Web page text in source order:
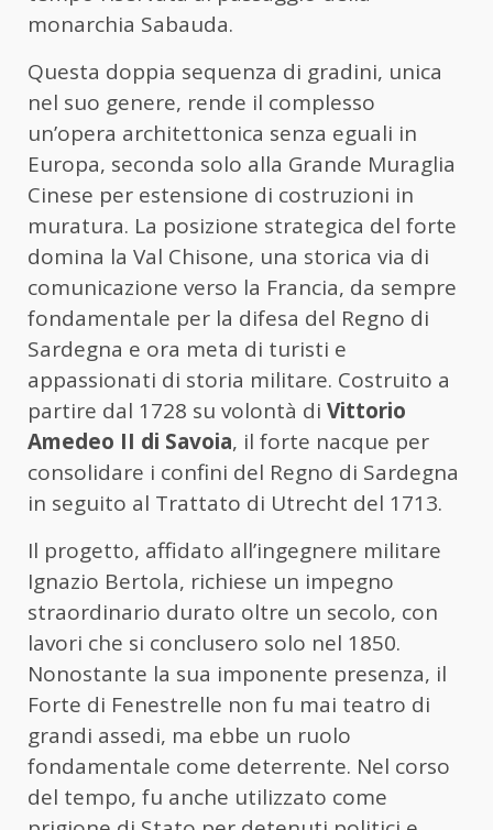
monarchia Sabauda.
Questa doppia sequenza di gradini, unica
nel suo genere, rende il complesso
un’opera architettonica senza eguali in
Europa, seconda solo alla Grande Muraglia
Cinese per estensione di costruzioni in
muratura. La posizione strategica del forte
domina la Val Chisone, una storica via di
comunicazione verso la Francia, da sempre
fondamentale per la difesa del Regno di
Sardegna e ora meta di turisti e
appassionati di storia militare. Costruito a
partire dal 1728 su volontà di Vittorio
Amedeo II di Savoia, il forte nacque per
consolidare i confini del Regno di Sardegna
in seguito al Trattato di Utrecht del 1713.
Il progetto, affidato all’ingegnere militare
Ignazio Bertola, richiese un impegno
straordinario durato oltre un secolo, con
lavori che si conclusero solo nel 1850.
Nonostante la sua imponente presenza, il
Forte di Fenestrelle non fu mai teatro di
grandi assedi, ma ebbe un ruolo
fondamentale come deterrente. Nel corso
del tempo, fu anche utilizzato come